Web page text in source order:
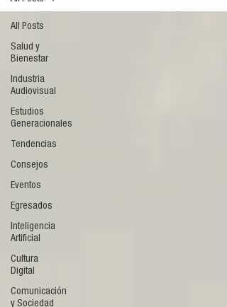
All Posts
Salud y
Bienestar
Industria
Audiovisual
Estudios
Generacionales
Tendencias
Consejos
Eventos
Egresados
Inteligencia
Artificial
Cultura
Digital
Comunicación
y Sociedad